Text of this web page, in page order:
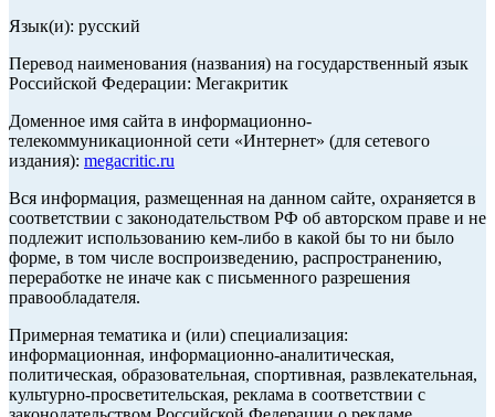
Язык(и): русский
Перевод наименования (названия) на государственный язык
Российской Федерации: Мегакритик
Доменное имя сайта в информационно-
телекоммуникационной сети «Интернет» (для сетевого
издания): megacritic.ru
Вся информация, размещенная на данном сайте, охраняется в
соответствии с законодательством РФ об авторском праве и не
подлежит использованию кем-либо в какой бы то ни было
форме, в том числе воспроизведению, распространению,
переработке не иначе как с письменного разрешения
правообладателя.
Примерная тематика и (или) специализация:
информационная, информационно-аналитическая,
политическая, образовательная, спортивная, развлекательная,
культурно-просветительская, реклама в соответствии с